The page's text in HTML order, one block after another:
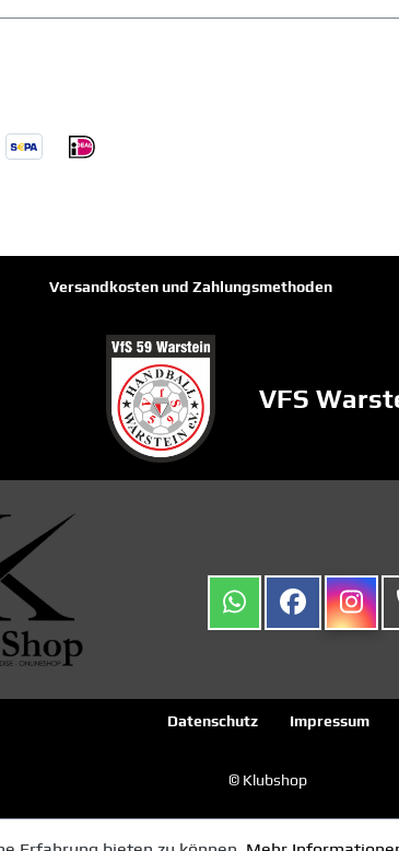
Versandkosten und Zahlungsmethoden
VFS
Datenschutz Impressum
© Klubshop